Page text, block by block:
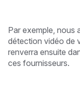
Par exemple, nous
détection vidéo de
renverra ensuite
ces fournisseurs.